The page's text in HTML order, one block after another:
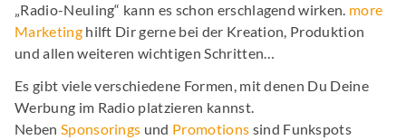
„Radio-Neuling“ kann es schon erschlagend wirken. more
Marketinghilft Dir gerne bei der Kreation, Produktion
und allen weiteren wichtigen Schritten…
Es gibt viele verschiedene Formen, mit denen Du Deine
Werbung im Radio platzieren kannst.
Neben Sponsorings und Promotions sind Funkspots